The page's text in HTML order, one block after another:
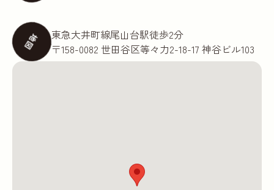
地図
東急大井町線尾山台駅徒歩2分
〒158-0082 世田谷区等々力2-18-17 神谷ビル103